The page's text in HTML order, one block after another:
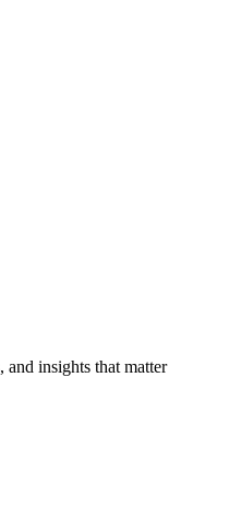
and insights that matter